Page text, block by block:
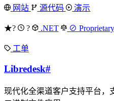
网站 源代码 演示
★? ? .NET ⊘ Proprietary
工单
Libredesk#
现代化全渠道客户支持平台，